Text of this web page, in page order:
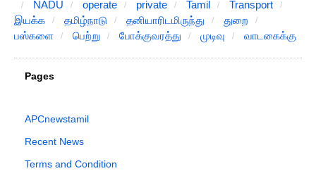
NADU
operate private Tamil
Transport
இயக்க
தமிழ்நாடு தனியாரிடமிருந்து
துறை
பஸ்களை
பெற்று போக்குவரத்து முடிவு வாடகைக்கு
Pages
APCnewstamil
Recent News
Terms and Condition